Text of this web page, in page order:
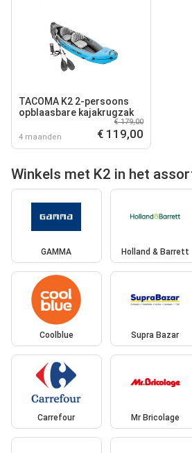
TACOMA K2 2-persoons
opblaasbare kajakrugzak
4 maanden
€ 179,00
€ 119,00
Winkels met K2 in het
GAMMA Holland & Barrett
Coolblue Supra Bazar
Carrefour Mr Bricolage